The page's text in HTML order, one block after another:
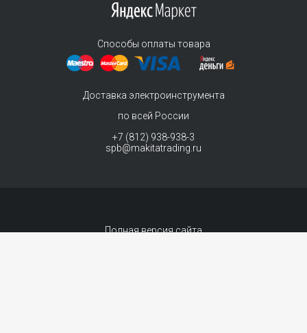
Способы оплаты товара
Доставка электроинструмента
по всей России
+7 (812) 938-938-3
spb@makitatrading.ru
Полная версия сайта